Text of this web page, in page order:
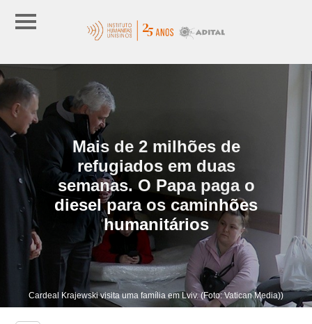
Mais de 2 milhões de
refugiados em duas
semanas. O Papa paga o
diesel para os caminhões
humanitários
Cardeal Krajewski visita uma família em Lviv. (Foto: Vatican Media))